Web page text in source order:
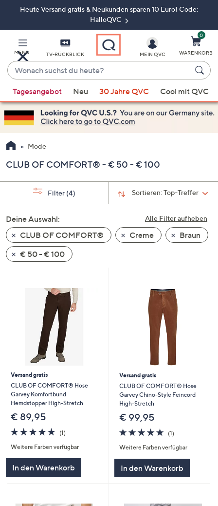
ZumHeute Versand gratis & Neukunden sparen 10 Euro! Code:
HalloQVC
MENÜ TV-RÜCKBLICK
Wonach
suchst
du
heute?
Vorschläge
verfügbar
sind,
verwenden
Sie
Pfeiltasten
nach
und
nach
unten
oder
wischen
Sie
anzuzeigen.
MEIN QVC
0
WARENKORB
Tagesangebot Neu 30 Jahre QVC Cool mit QVC
Mode
CLUB OF COMFORT® - € 50 - € 100
Sortieren:Top-Treffer
Filter (4)
Alle Filter aufheben
Deine Auswahl:
CLUB OF COMFORT®
Creme
Braun
€ 50 - € 100
Versand gratis
CLUB OF COMFORT® Hose
Garvey Komfortbund
Hemdstopper High-Stretch
€ 89,95
5.0
von
5
(1)1
Weitere Farben verfügbar
In den Warenkorb
Versand gratis
CLUB OF COMFORT® Hose
Garvey Chino-Style Feincord
High-Stretch
€ 99,95
5.0
von
5
(1)1
Weitere Farben verfügbar
In den Warenkorb